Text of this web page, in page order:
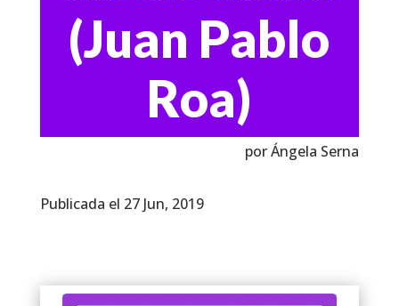
(Juan Pablo
Roa)
por Ángela Serna
Publicada el 27 Jun, 2019